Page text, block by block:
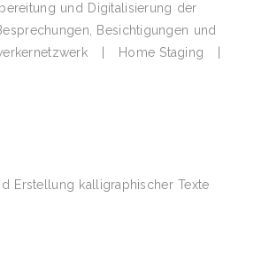
und Digitalisierung der
Besichtigungen und
| Home Staging |
Erstellung kalligraphischer Texte